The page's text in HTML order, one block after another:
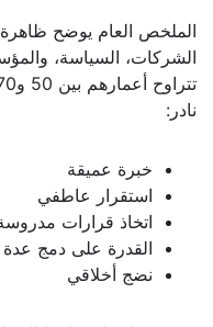
الملخص العام يوضح
الشركات، السياسة،
نادر:
خبرة عميقة
استقرار عاطفي
اتخاذ قرارات
القدرة على دمج
نضج أخلاقي